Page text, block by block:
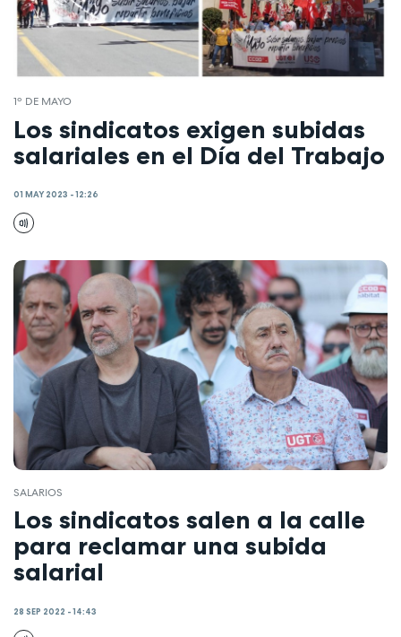
1º DE MAYO
Los sindicatos exigen subidas
salariales en el Día del Trabajo
01 MAY 2023 - 12:26
SALARIOS
Los sindicatos salen a la calle
para reclamar una subida
salarial
28 SEP 2022 - 14:43